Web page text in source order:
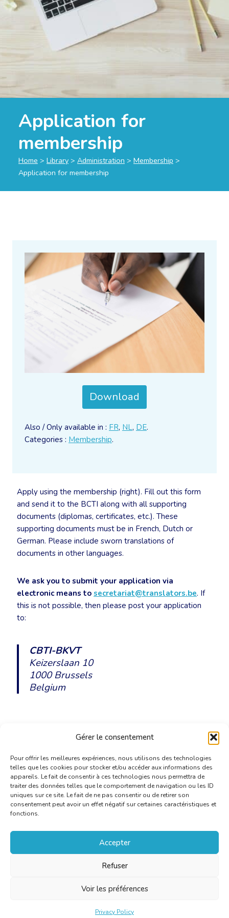
Gérer le consentement
Pour offrir les meilleures expériences, nous utilisons des technologies
telles que les cookies pour stocker et/ou accéder aux informations des
appareils. Le fait de consentir à ces technologies nous permettra de
traiter des données telles que le comportement de navigation ou les ID
uniques sur ce site. Le fait de ne pas consentir ou de retirer son
consentement peut avoir un effet négatif sur certaines caractéristiques et
fonctions.
Accepter
Refuser
Voir les préférences
Privacy Policy
Application for
membership
Home > Library > Administration > Membership >
Application for membership
Apply using the membership (right). Fill out this form
and send it to the BCTI along with all supporting
documents (diplomas, certificates, etc.). These
supporting documents must be in French, Dutch or
German. Please include sworn translations of
documents in other languages.
We ask you to submit your application via
electronic means to secretariat@translators.be. If
this is not possible, then please post your application
to:
CBTI-BKVT
Keizerslaan 10
1000 Brussels
Belgium
Download
Also / Only available in : FR, NL, DE.
Categories : Membership.